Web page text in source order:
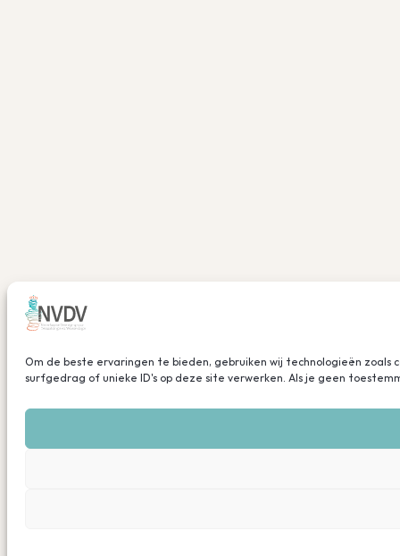
Om de beste ervaringen te bieden, gebruiken wij technologieën
surfgedrag of unieke ID's op deze site verwerken. Als je geen